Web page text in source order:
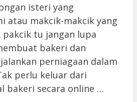
isteri yang
atau makcik-makcik yang
tu jangan lupa
bakeri dan
perniagaan dalam
perlu keluar dari
bakeri secara online …